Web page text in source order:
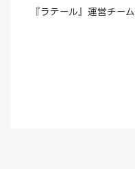
『ラテール』運営チーム